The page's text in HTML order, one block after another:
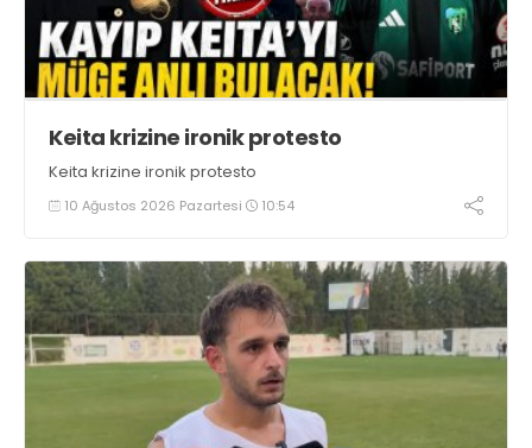
Keita krizine ironik protesto
Keita krizine ironik protesto
10 Ağustos 2026 Pazartesi 10:54